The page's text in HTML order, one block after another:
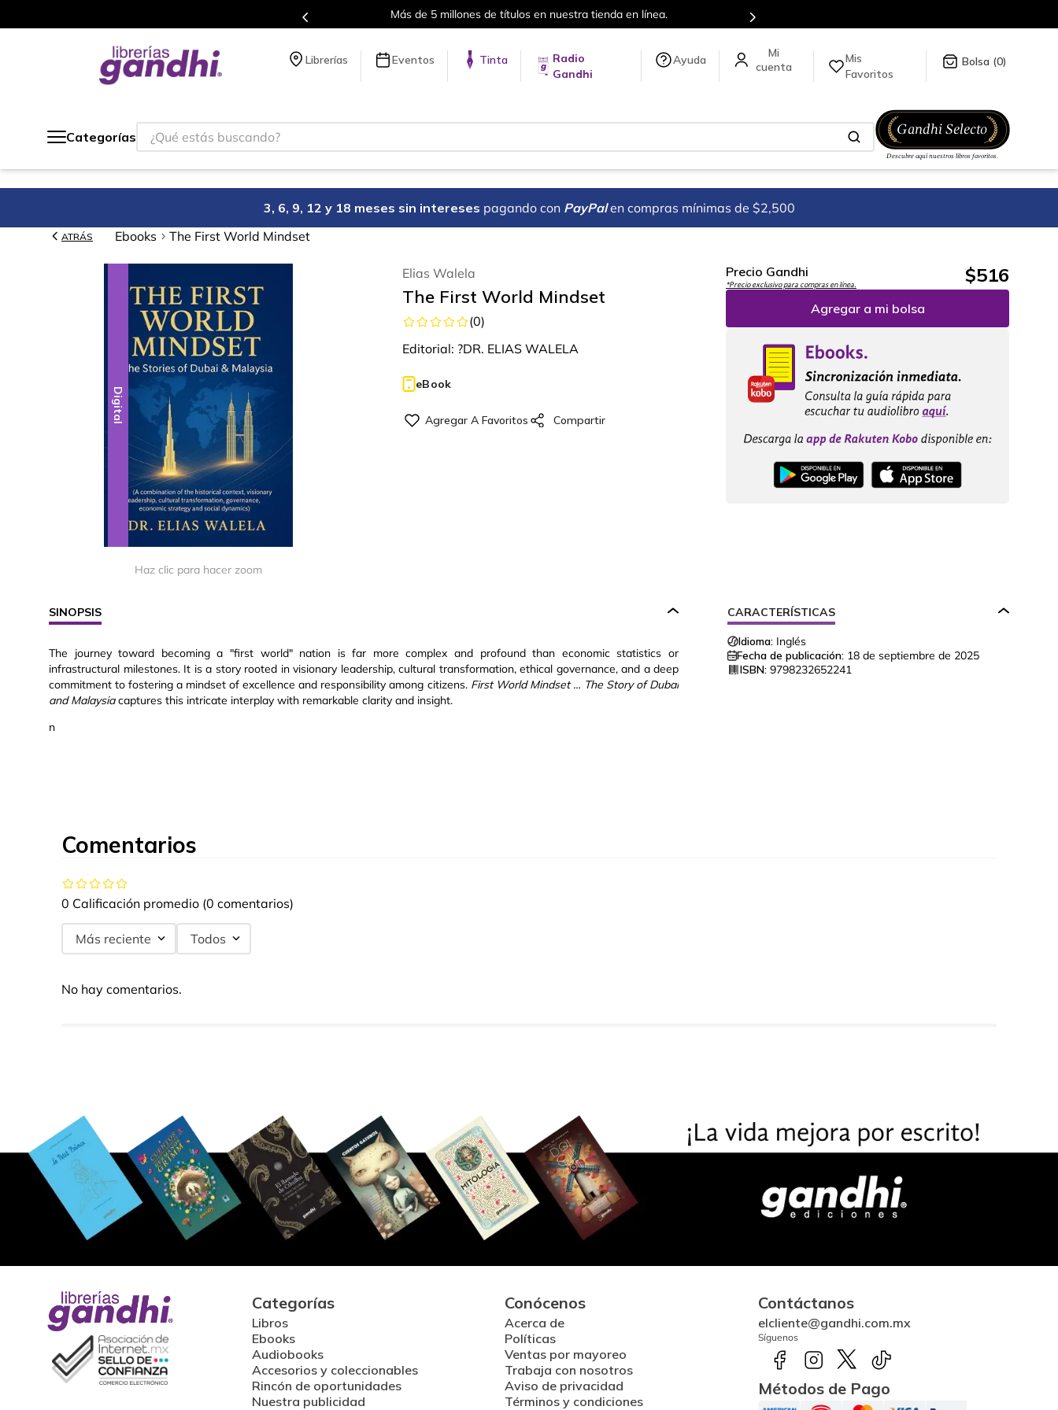
Más de 5 millones de títulos en nuestra tienda en línea.
Librerías Eventos Tinta
Radio
Gandhi
Ayuda
Mis
Favoritos
0
Categorías
¿Qué estás buscando?
3, 6, 9, 12 y 18 meses sin intereses pagando con PayPal en compras mínimas de $2,500
ATRÁS Ebooks The First World Mindset
Digital
Haz clic para hacer zoom
Elias Walela
The First World Mindset
(0)
Editorial: ?DR. ELIAS WALELA
eBook
Precio Gandhi
*Precio exclusivo para compras en línea. $516
Agregar a mi bolsa
SINOPSIS
The journey toward becoming a "first world" nation is far more complex and profound than economic statistics or
infrastructural milestones. It is a story rooted in visionary leadership, cultural transformation, ethical governance, and a deep
commitment to fostering a mindset of excellence and responsibility among citizens. First World Mindset … The Story of Dubai
and Malaysiacaptures this intricate interplay with remarkable clarity and insight.
n
CARACTERÍSTICAS
Idioma: Inglés
Fecha de publicación: 18 de septiembre de 2025
ISBN: 9798232652241
Comentarios
0 Calificación promedio (0 comentarios)
Más reciente Todos
No hay comentarios.
Categorías
Libros
Ebooks
Audiobooks
Accesorios y coleccionables
Rincón de oportunidades
Nuestra publicidad
Conócenos
Acerca de
Políticas
Ventas por mayoreo
Trabaja con nosotros
Aviso de privacidad
Términos y condiciones
Contáctanos
elcliente@gandhi.com.mx
Síguenos
Métodos de Pago